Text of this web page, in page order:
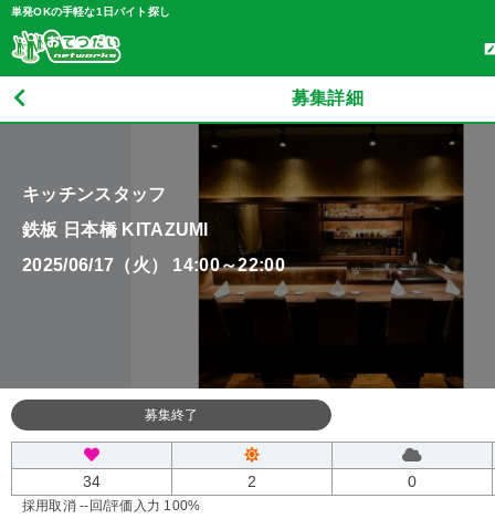
単発OKの手軽な1日バイト探し
募集詳細
キッチンスタッフ
鉄板 日本橋 KITAZUMI
2025/06/17（火） 14:00～22:00
募集終了
34 2 0
採用取消 --回/評価入力 100%